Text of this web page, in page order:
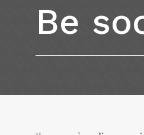
Be